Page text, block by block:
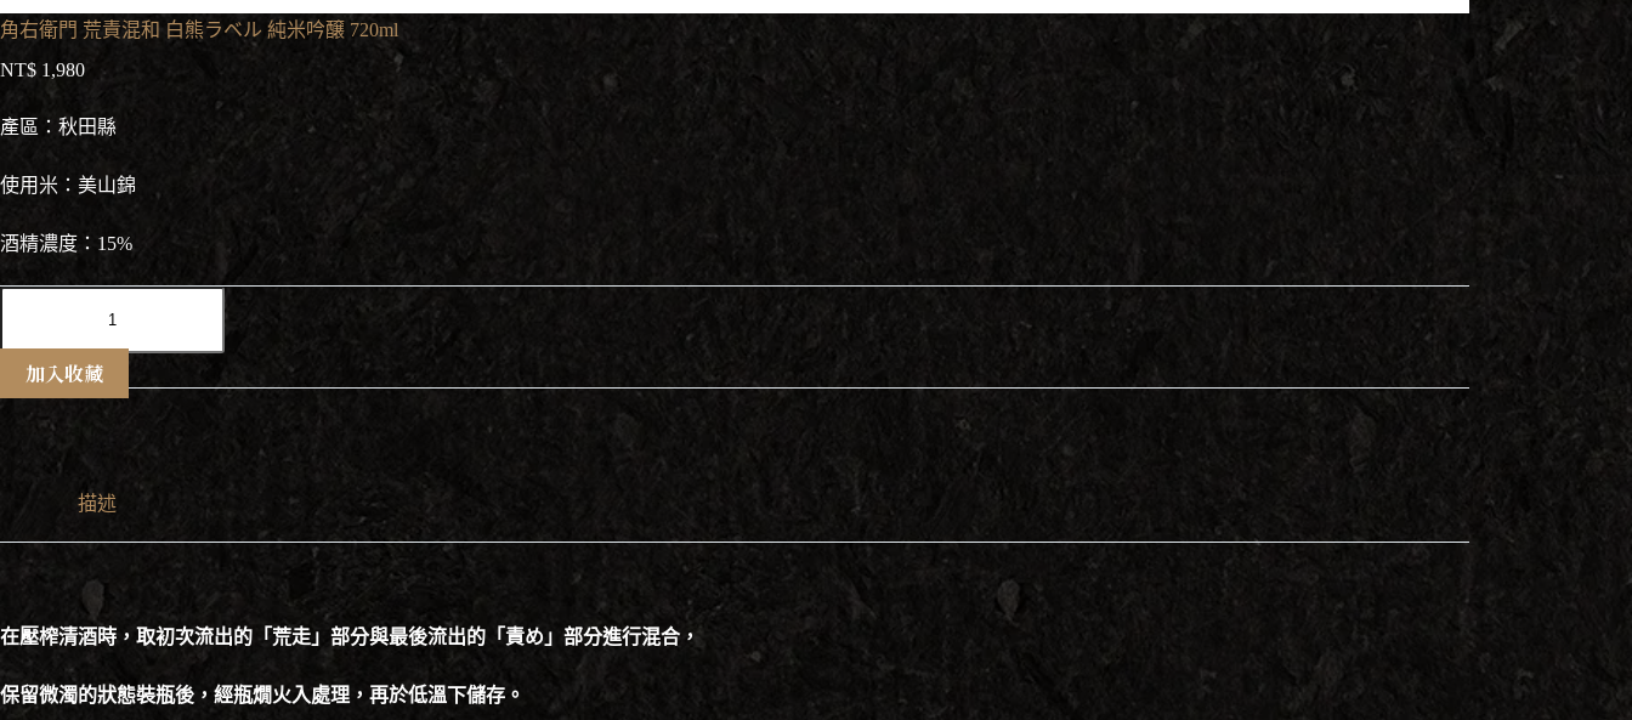
角右衛門 荒責混和 白熊ラベル 純米吟醸 720ml
NT$ 1,980
產區：秋田縣
使用米：美山錦
酒精濃度：15%
衛
荒
純
吟
醸
加入收藏
描述
在壓榨清酒時，取初次流出的「荒走」部分與最後流出的「責め」部分進行混合，
保留微濁的狀態裝瓶後，經瓶燗火入處理，再於低溫下儲存。